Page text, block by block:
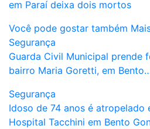
em Paraí deixa dois mortos
Você pode gostar também
Segurança
Guarda Civil Municipal prende
bairro Maria Goretti, em
Segurança
Idoso de 74 anos é atropelado
Hospital Tacchini em Bento